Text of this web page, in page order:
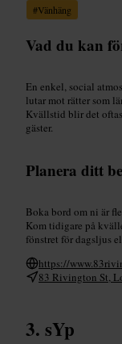
#Vänhäng
Vad du kan
En enkel, social
lutar mot rätter som
Kvällstid blir det
gäster.
Planera ditt
Boka bord om ni är
Kom tidigare på
fönstret för dagsljus
https://
83 Rivington St,
sYp